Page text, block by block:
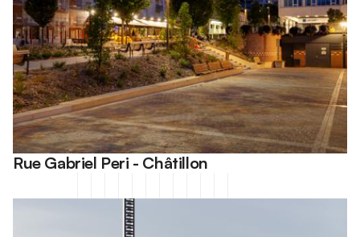
Rue Gabriel Peri - Châtillon